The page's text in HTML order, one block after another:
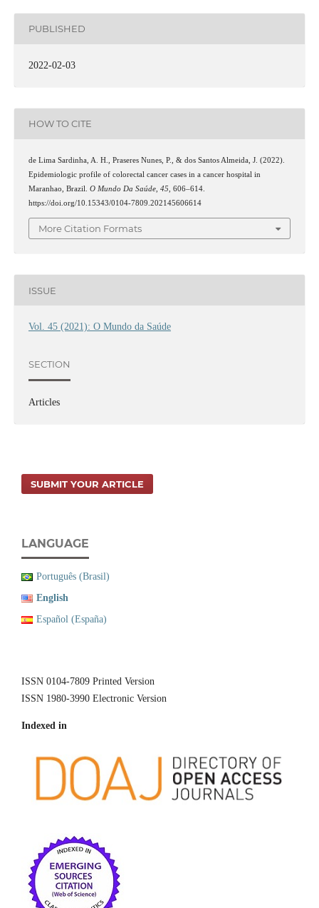
PUBLISHED
2022-02-03
HOW TO CITE
de Lima Sardinha, A. H., Praseres Nunes, P., & dos Santos Almeida, J. (2022).
Epidemiologic profile of colorectal cancer cases in a cancer hospital in
Maranhao, Brazil. O Mundo Da Saúde, 45 , 606–614.
https://doi.org/10.15343/0104-7809.202145606614
More Citation Formats
ISSUE
Vol. 45 (2021): O Mundo da Saúde
SECTION
Articles
SUBMIT YOUR ARTICLE
LANGUAGE
Português (Brasil)
English
Español (España)
ISSN 0104-7809 Printed Version
ISSN 1980-3990 Electronic Version
Indexed in